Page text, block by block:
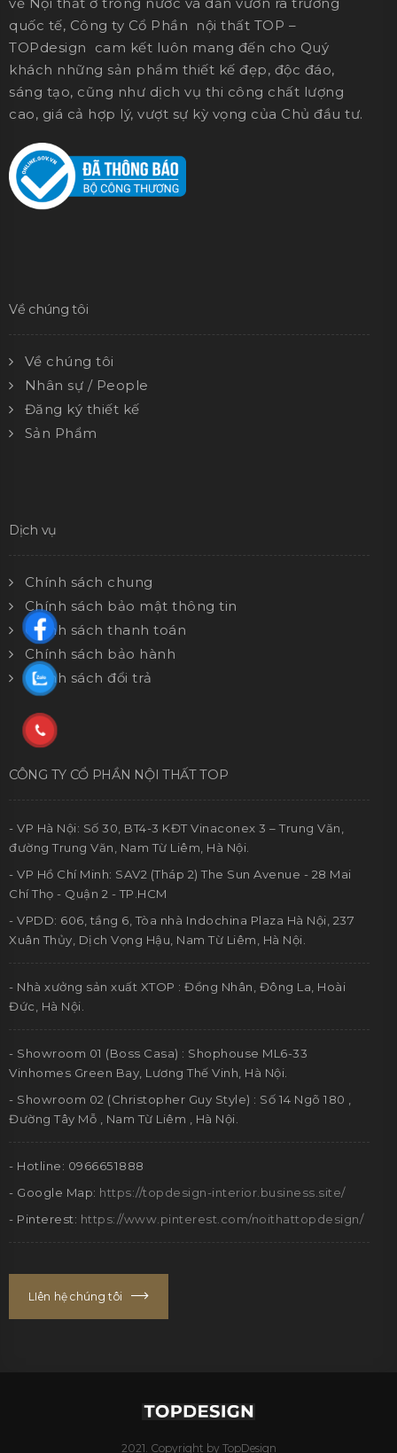
về Nội thất ở trong nước và dần vươn ra trường
quốc tế, Công ty Cổ Phần nội thất TOP –
TOPdesign cam kết luôn mang đến cho Quý
khách những sản phẩm thiết kế đẹp, độc đáo,
sáng tạo, cũng như dịch vụ thi công chất lượng
cao, giá cả hợp lý, vượt sự kỳ vọng của Chủ đầu tư.
Về chúng tôi
Về chúng tôi
Nhân sự / People
Đăng ký thiết kế
Sản Phẩm
Dịch vụ
Chính sách chung
Chính sách bảo mật thông tin
Chính sách thanh toán
Chính sách bảo hành
Chính sách đổi trả
CÔNG TY CỔ PHẦN NỘI THẤT TOP
- VP Hà Nội: Số 30, BT4-3 KĐT Vinaconex 3 – Trung Văn,
đường Trung Văn, Nam Từ Liêm, Hà Nội.
- VP Hồ Chí Minh: SAV2 (Tháp 2) The Sun Avenue - 28 Mai
Chí Thọ - Quận 2 - TP.HCM
- VPDD: 606, tầng 6, Tòa nhà Indochina Plaza Hà Nội, 237
Xuân Thủy, Dịch Vọng Hậu, Nam Từ Liêm, Hà Nội.
- Nhà xưởng sản xuất XTOP : Đồng Nhân, Đông La, Hoài
Đức, Hà Nội.
- Showroom 01 (Boss Casa) : Shophouse ML6-33
Vinhomes Green Bay, Lương Thế Vinh, Hà Nội.
- Showroom 02 (Christopher Guy Style) : Số 14 Ngõ 180 ,
Đường Tây Mỗ , Nam Từ Liêm , Hà Nội.
- Hotline: 0966651888
- Google Map: https://topdesign-interior.business.site/
- Pinterest: https://www.pinterest.com/noithattopdesign/
LIên hệ chúng tôi
2021. Copyright by TopDesign